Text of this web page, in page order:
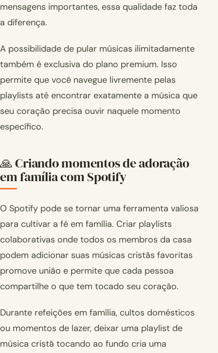
mensagens importantes, essa qualidade faz toda
a diferença.
A possibilidade de pular músicas ilimitadamente
também é exclusiva do plano premium. Isso
permite que você navegue livremente pelas
playlists até encontrar exatamente a música que
seu coração precisa ouvir naquele momento
específico.
🙏 Criando momentos de adoração
em família com Spotify
O Spotify pode se tornar uma ferramenta valiosa
para cultivar a fé em família. Criar playlists
colaborativas onde todos os membros da casa
podem adicionar suas músicas cristãs favoritas
promove união e permite que cada pessoa
compartilhe o que tem tocado seu coração.
Durante refeições em família, cultos domésticos
ou momentos de lazer, deixar uma playlist de
música cristã tocando ao fundo cria uma